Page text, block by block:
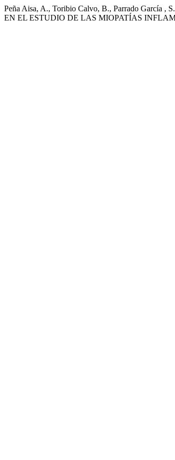
Peña Aisa, A., Toribio Calvo, B., Parrado García
EN EL ESTUDIO DE LAS MIOPATÍAS